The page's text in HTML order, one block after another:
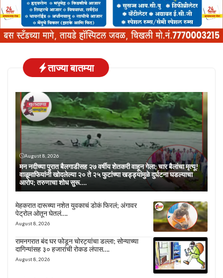
ताज्या बातम्या
August 8, 2026
मन नदीच्या पुरात बैलगाडीसह २७ वर्षीय शेतकरी वाहून गेला; चार बैलांचा मृत्यू!
वाळूमाफियांनी खोदलेल्या २० ते २५ फुटांच्या खड्ड्यांमुळे दुर्घटना घडल्याचा
आरोप; तरुणाचा शोध सुरू….
मेहकरात दारूच्या नशेत युवकाचं डोकं फिरलं; अंगावर
पेट्रोल ओतून घेतलं….
August 8, 2026
रामनगरात बंद घर फोडून चोरट्यांचा डल्ला; सोन्याच्या
दागिन्यांसह ३० हजारांची रोकड लंपास….
August 8, 2026